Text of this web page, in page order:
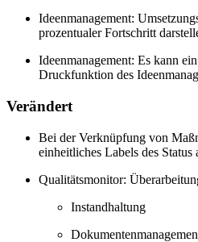
Ideenmanagement:
prozentualer Fortschritt
Ideenmanagement: Es kann
Druckfunktion des
Verändert
Bei der Verknüpfung von
einheitliches Labels des Status
Qualitätsmonitor:
Instandhaltung